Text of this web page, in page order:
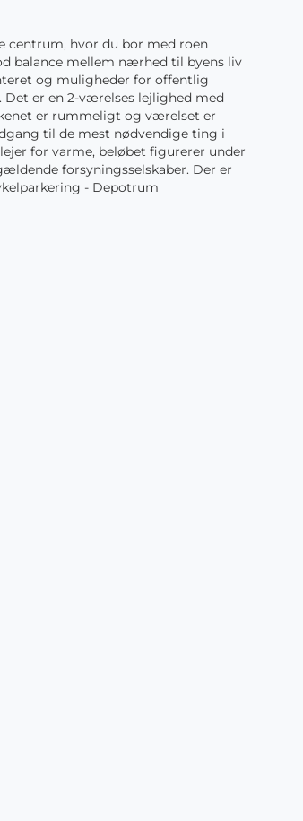
centrum, hvor du bor med roen
balance mellem nærhed til byens liv
og muligheder for offentlig
er en 2-værelses lejlighed med
er rummeligt og værelset er
til de mest nødvendige ting i
for varme, beløbet figurerer under
forsyningsselskaber. Der er
- Depotrum